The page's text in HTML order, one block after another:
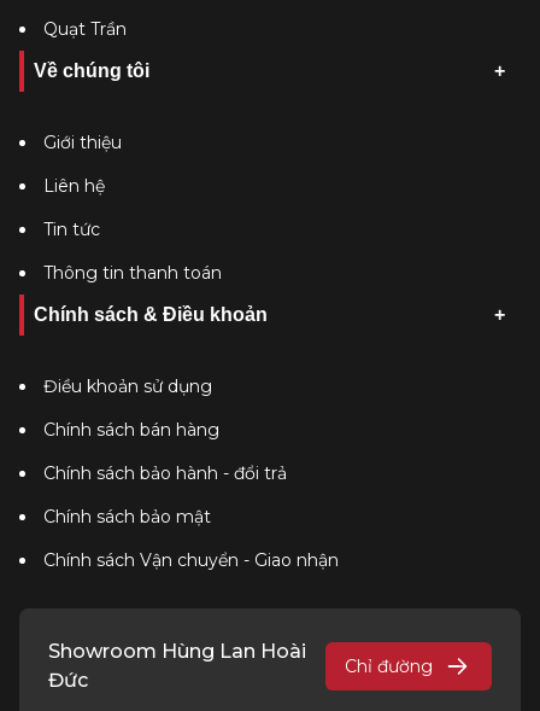
Quạt Trần
Về chúng tôi
Giới thiệu
Liên hệ
Tin tức
Thông tin thanh toán
Chính sách & Điều khoản
Điều khoản sử dụng
Chính sách bán hàng
Chính sách bảo hành - đổi trả
Chính sách bảo mật
Chính sách Vận chuyển - Giao nhận
Showroom Hùng Lan Hoài
Đức
Chỉ đường